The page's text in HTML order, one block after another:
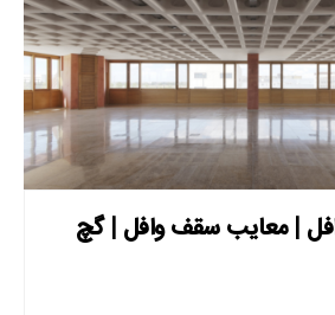
| معایب سقف وافل | گچ